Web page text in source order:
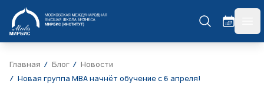
МИРБИС
Главная Блог
Новости
Новая группа МВА начнёт обучение c 6 апреля!